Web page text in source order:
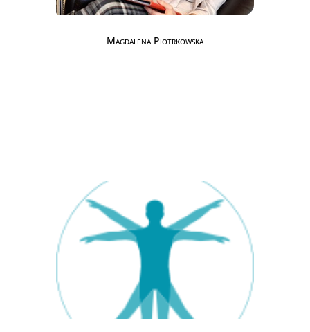
Magdalena Piotrkowska